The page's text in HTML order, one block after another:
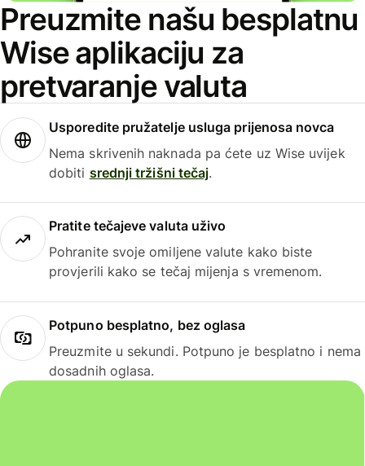
Preuzmite našu besplatnu
Wise aplikaciju za
pretvaranje valuta
Usporedite pružatelje usluga prijenosa novca
Nema skrivenih naknada pa ćete uz Wise uvijek
dobiti srednji tržišni tečaj.
Pratite tečajeve valuta uživo
Pohranite svoje omiljene valute kako biste
provjerili kako se tečaj mijenja s vremenom.
Potpuno besplatno, bez oglasa
Preuzmite u sekundi. Potpuno je besplatno i nema
dosadnih oglasa.